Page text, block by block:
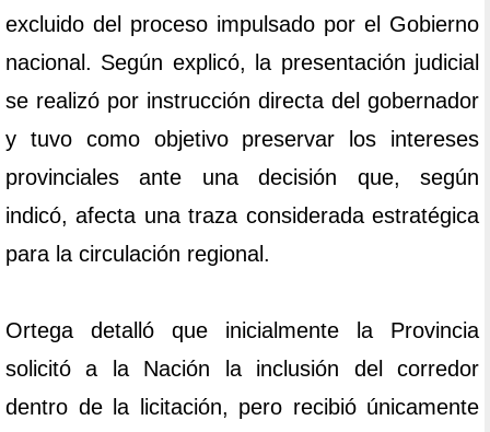
excluido del proceso impulsado por el Gobierno
nacional. Según explicó, la presentación judicial
se realizó por instrucción directa del gobernador
y tuvo como objetivo preservar los intereses
provinciales ante una decisión que, según
indicó, afecta una traza considerada estratégica
para la circulación regional.
Ortega detalló que inicialmente la Provincia
solicitó a la Nación la inclusión del corredor
dentro de la licitación, pero recibió únicamente